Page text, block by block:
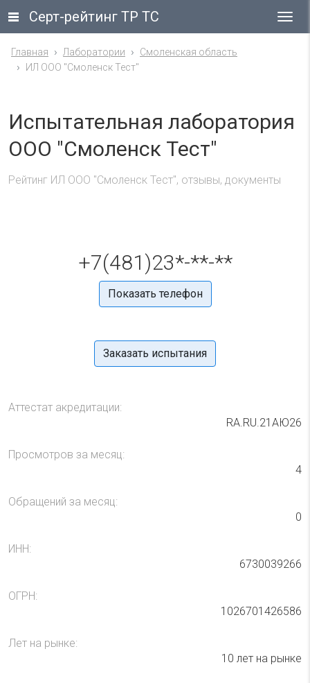
Серт-рейтинг ТР ТС
Главная Лаборатории
Смоленская область
ИЛ ООО "Смоленск Тест"
Испытательная лаборатория
ООО "Смоленск Тест"
Рейтинг ИЛ ООО "Смоленск Тест", отзывы, документы
+7(481)23*-**-**
Показать телефон
Заказать испытания
Аттестат акредитации:
RA.RU.21АЮ26
Просмотров за месяц:
4
Обращений за месяц:
0
ИНН:
6730039266
ОГРН:
1026701426586
Лет на рынке:
10 лет на рынке